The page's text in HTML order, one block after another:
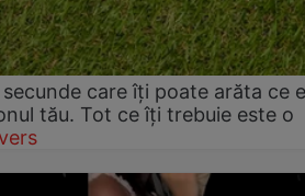
care îți poate arăta ce
tău. Tot ce îți trebuie este o